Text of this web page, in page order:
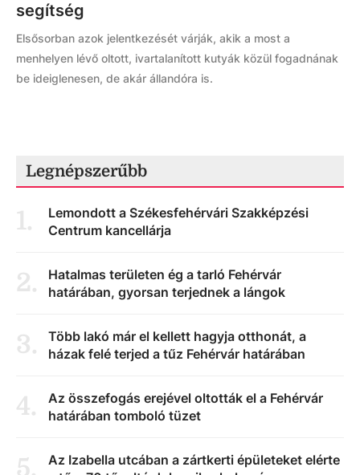
segítség
Elsősorban azok jelentkezését várják, akik a most a
menhelyen lévő oltott, ivartalanított kutyák közül fogadnának
be ideiglenesen, de akár állandóra is.
Legnépszerűbb
1.
Lemondott a Székesfehérvári Szakképzési
Centrum kancellárja
2.
Hatalmas területen ég a tarló Fehérvár
határában, gyorsan terjednek a lángok
3.
Több lakó már el kellett hagyja otthonát, a
házak felé terjed a tűz Fehérvár határában
4.
Az összefogás erejével oltották el a Fehérvár
határában tomboló tüzet
5.
Az Izabella utcában a zártkerti épületeket elérte